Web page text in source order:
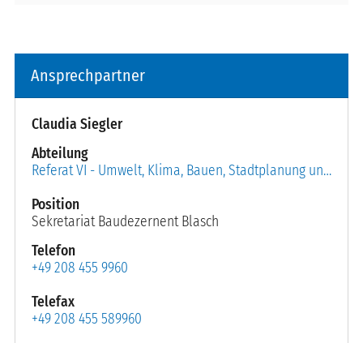
Ansprechpartner
Claudia Siegler
Abteilung
Referat VI - Umwelt, Klima, Bauen, Stadtplanung und Wirtschaftsförderung
Position
Sekretariat Baudezernent Blasch
Telefon
+49 208 455 9960
Telefax
+49 208 455 589960